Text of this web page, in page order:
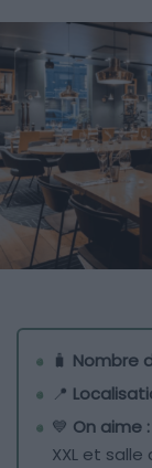
🧳 Nombre
📍
💙 On aime :
XXL et